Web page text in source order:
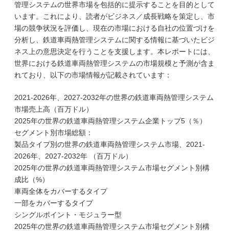
管理システムの世界市場を包括的に提示することを目的として
います。これにより、読者がビジネス／成長戦略を策定し、市
場の競争状況を評価し、現在の市場における自社の位置づけを
分析し、鉄道車両熱管理システムに関する情報に基づいたビジ
ネス上の意思決定を行うことを支援します。本レポートには、
世界における鉄道車両熱管理システムの市場規模と予測が含ま
れており、以下の市場情報が記載されています：
2021-2026年、2027-2032年の世界の鉄道車両熱管理システム
市場売上高（百万ドル）
2025年の世界の鉄道車両熱管理システム企業トップ5（％）
セグメント別市場総額：
製品タイプ別の世界の鉄道車両熱管理システム市場、2021-
2026年、2027-2032年 （百万ドル）
2025年の世界の鉄道車両熱管理システム市場セグメント別構
成比（%）
車両全体をカバーするタイプ
一部をカバーするタイプ
シングルポイント・モジュラー型
2025年の世界の鉄道車両熱管理システム市場セグメント別構